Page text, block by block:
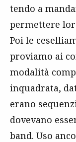
tendo a
permettere
Poi le
proviamo ai
modalità
inquadrata,
erano
dovevano
band. Uso